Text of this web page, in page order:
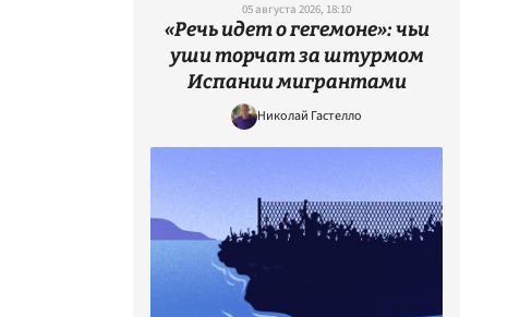
05 августа 2026, 18:10
«Речь идет о гегемоне»: чьи
уши торчат за штурмом
Испании мигрантами
Николай Гастелло